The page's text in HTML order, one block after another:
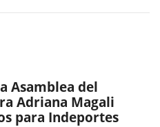
Asamblea del
Adriana Magali
para Indeportes